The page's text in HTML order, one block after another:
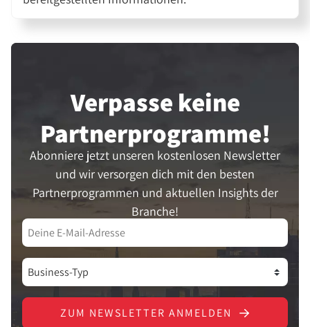
Verpasse keine
Partner­programme!
Abonniere jetzt unseren kostenlosen Newsletter
und wir versorgen dich mit den besten
Partnerprogrammen und aktuellen Insights der
Branche!
ZUM NEWSLETTER ANMELDEN